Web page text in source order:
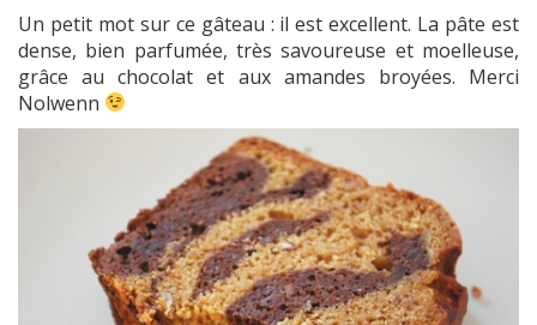
Un petit mot sur ce gâteau : il est excellent. La pâte est
dense, bien parfumée, très savoureuse et moelleuse,
grâce au chocolat et aux amandes broyées. Merci
Nolwenn